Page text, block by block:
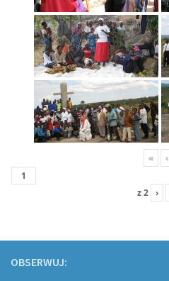
« ‹
z2 ›
OBSERWUJ: